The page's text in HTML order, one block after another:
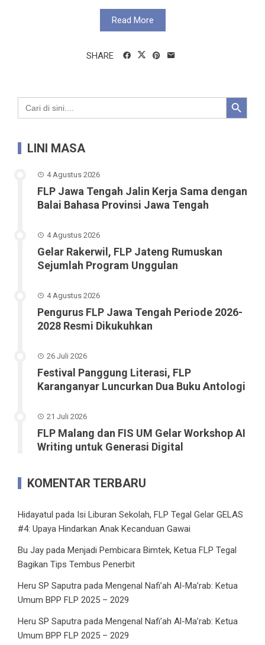
Read More
SHARE
Search
for:
Search Button
LINI MASA
4 Agustus 2026
FLP Jawa Tengah Jalin Kerja Sama dengan
Balai Bahasa Provinsi Jawa Tengah
4 Agustus 2026
Gelar Rakerwil, FLP Jateng Rumuskan
Sejumlah Program Unggulan
4 Agustus 2026
Pengurus FLP Jawa Tengah Periode 2026-
2028 Resmi Dikukuhkan
26 Juli 2026
Festival Panggung Literasi, FLP
Karanganyar Luncurkan Dua Buku Antologi
21 Juli 2026
FLP Malang dan FIS UM Gelar Workshop AI
Writing untuk Generasi Digital
KOMENTAR TERBARU
Hidayatul pada Isi Liburan Sekolah, FLP Tegal Gelar GELAS
#4: Upaya Hindarkan Anak Kecanduan Gawai
Bu Jay pada Menjadi Pembicara Bimtek, Ketua FLP Tegal
Bagikan Tips Tembus Penerbit
Heru SP Saputra pada Mengenal Nafi’ah Al-Ma’rab: Ketua
Umum BPP FLP 2025 – 2029
Heru SP Saputra pada Mengenal Nafi’ah Al-Ma’rab: Ketua
Umum BPP FLP 2025 – 2029